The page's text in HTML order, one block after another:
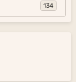
134